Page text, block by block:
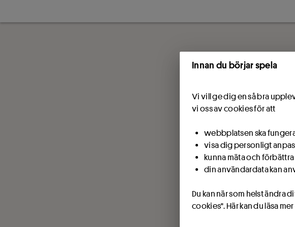
Innan du börjar spela
Vi vill ge dig en så bra
vi oss av cookies för att
webbplatsen ska
visa dig personligt
kunna mäta och
din användardata kan
Du kan när som helst ändra
cookies". Här kan du läsa